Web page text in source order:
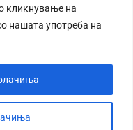
кликнување на
нашата употреба на